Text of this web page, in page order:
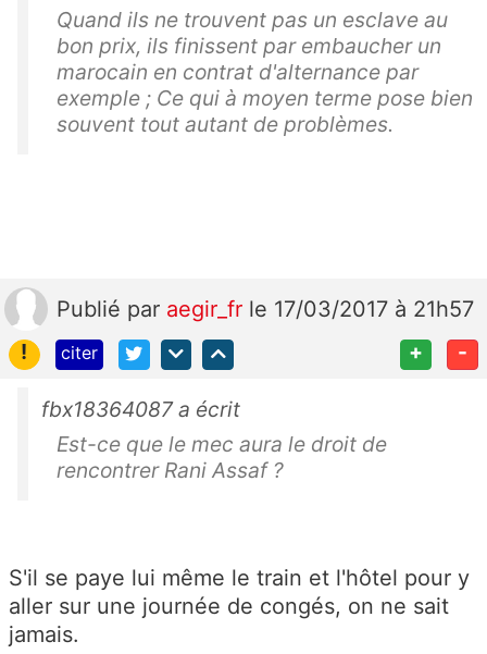
Quand ils ne trouvent pas un esclave au
bon prix, ils finissent par embaucher un
marocain en contrat d'alternance par
exemple ; Ce qui à moyen terme pose bien
souvent tout autant de problèmes.
Publié par aegir_fr le 17/03/2017 à 21h57
!
citer + -
fbx18364087 a écrit
Est-ce que le mec aura le droit de
rencontrer Rani Assaf ?
S'il se paye lui même le train et l'hôtel pour y
aller sur une journée de congés, on ne sait
jamais.